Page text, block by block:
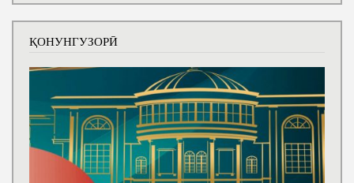
ҚОНУНГУЗОРӢ